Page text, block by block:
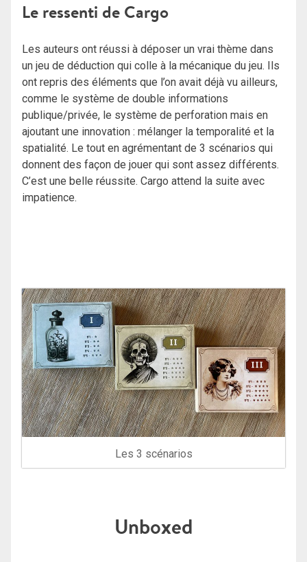
Le ressenti de Cargo
Les auteurs ont réussi à déposer un vrai thème dans
un jeu de déduction qui colle à la mécanique du jeu. Ils
ont repris des éléments que l’on avait déjà vu ailleurs,
comme le système de double informations
publique/privée, le système de perforation mais en
ajoutant une innovation : mélanger la temporalité et la
spatialité. Le tout en agrémentant de 3 scénarios qui
donnent des façon de jouer qui sont assez différents.
C’est une belle réussite. Cargo attend la suite avec
impatience.
Les 3 scénarios
Unboxed